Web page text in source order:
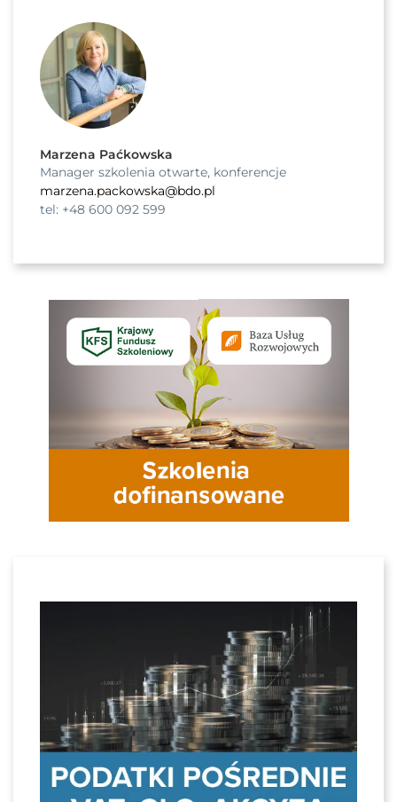
Marzena Paćkowska
Manager szkolenia otwarte, konferencje
marzena.packowska@bdo.pl
tel: +48 600 092 599